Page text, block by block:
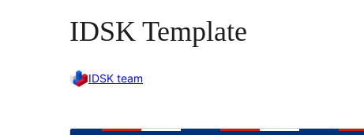
IDSK Template
IDSK team